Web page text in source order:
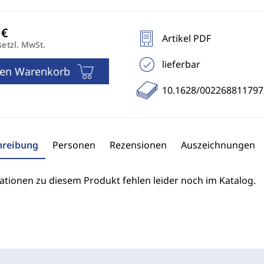
MwSt.
Warenkorb
Artikel PDF
lieferbar
10.1628/
Personen Rezensionen Auszeichnungen
zu diesem Produkt fehlen leider noch im Katalog.